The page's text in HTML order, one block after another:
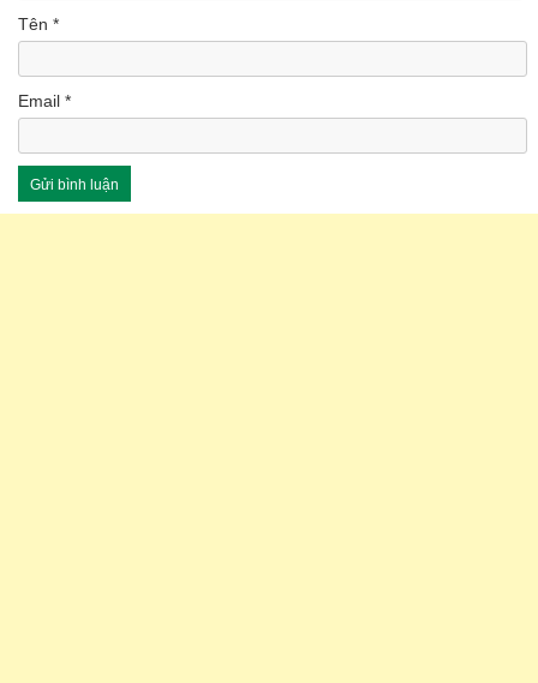
Tên *
Email *